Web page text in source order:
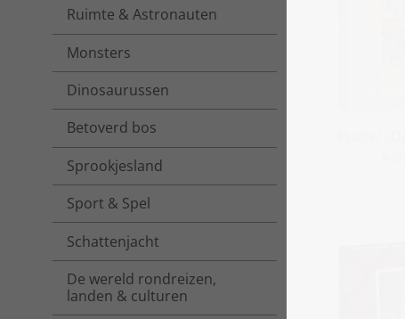
Ruimte & Astronauten
Monsters
Dinosaurussen
Betoverd bos
Sprookjesland
Sport & Spel
Schattenjacht
De wereld rondreizen,
landen & culturen